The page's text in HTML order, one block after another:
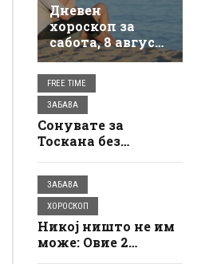
Дневен
хороскоп за
сабота, 8 август:
Бикот ќе
почувствува
нежност, Ракот
ќе зграби мир за
себе
FREE TIME
ЗАБАВА
Сонувате за
Тоскана без
италијанска вила
близу до плажа
има бесплатно
сместување, а
условите се
едноставни
ЗАБАВА
ХОРОСКОП
Никој ништо не им
може: Овие 2